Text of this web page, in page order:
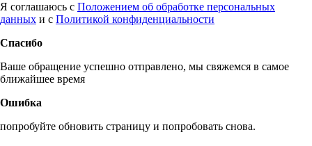
Я соглашаюсь с Положением об обработке персональных
данных и с Политикой конфиденциальности
Спасибо
Ваше обращение успешно отправлено, мы свяжемся в самое
ближайшее время
Ошибка
попробуйте обновить страницу и попробовать снова.